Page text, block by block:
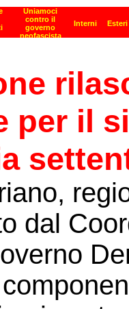
per il
dal